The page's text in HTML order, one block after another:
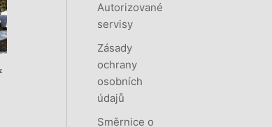
Autorizované
servisy
Zásady
ochrany
osobních
údajů
Směrnice o